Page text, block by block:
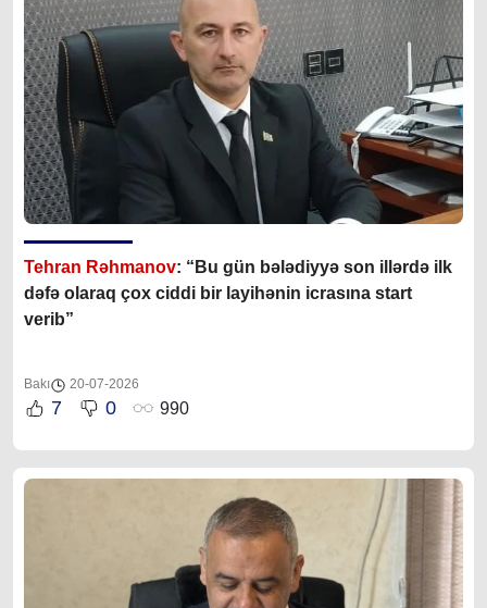
Tehran Rəhmanov: “Bu gün bələdiyyə son illərdə ilk
dəfə olaraq çox ciddi bir layihənin icrasına start
verib”
Bakı 20-07-2026
7 0 990